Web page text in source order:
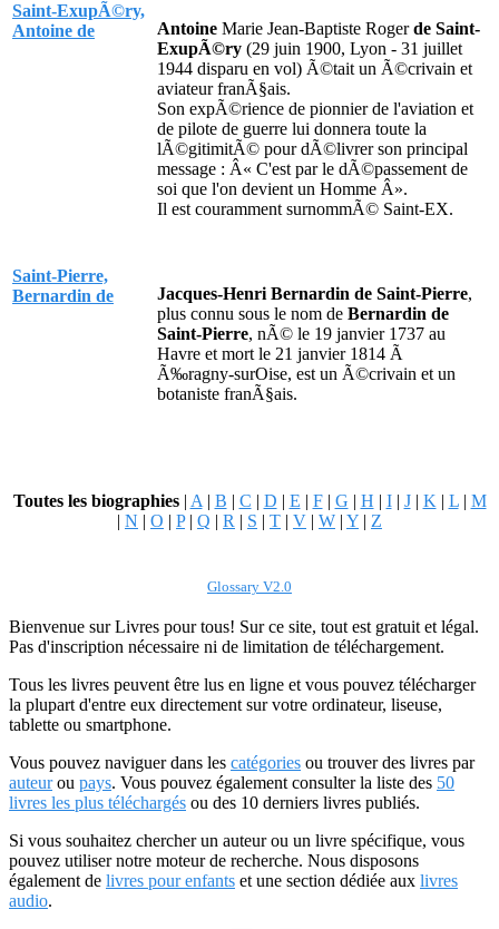
Saint-ExupÃ©ry,
Antoine de
Antoine Marie Jean-Baptiste Rogerde Saint-
ExupÃ©ry (29 juin 1900, Lyon - 31 juillet
1944 disparu en vol) Ã©tait un Ã©crivain et
aviateur franÃ§ais.
Son expÃ©rience de pionnier de l'aviation et
de pilote de guerre lui donnera toute la
lÃ©gitimitÃ© pour dÃ©livrer son principal
message : Â« C'est par le dÃ©passement de
soi que l'on devient un Homme Â».
Il est couramment surnommÃ© Saint-EX.
Saint-Pierre,
Bernardin de
Jacques-Henri Bernardin de Saint-Pierre,
plus connu sous le nom de Bernardin de
Saint-Pierre, nÃ© le 19 janvier 1737 au
Havre et mort le 21 janvier 1814 Ã
Ã‰ragny-surOise, est un Ã©crivain et un
botaniste franÃ§ais.
Toutes les biographies| A | B | C | D | E | F| G | H | I| J| K | L| M
| N | O | P| Q | R | S | T | V | W | Y | Z
Glossary V2.0
Bienvenue sur Livres pour tous! Sur ce site, tout est gratuit et légal.
Pas d'inscription nécessaire ni de limitation de téléchargement.
Tous les livres peuvent être lus en ligne et vous pouvez télécharger
la plupart d'entre eux directement sur votre ordinateur, liseuse,
tablette ou smartphone.
Vous pouvez naviguer dans les catégories ou trouver des livres par
auteurou pays. Vous pouvez également consulter la liste des 50
livres les plus téléchargés ou des 10 derniers livres publiés.
Si vous souhaitez chercher un auteur ou un livre spécifique, vous
pouvez utiliser notre moteur de recherche. Nous disposons
également de livres pour enfants et une section dédiée aux livres
audio.